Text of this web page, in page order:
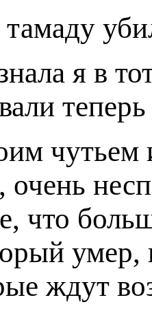
я в
чутьем
очень
что
умер,
ждут